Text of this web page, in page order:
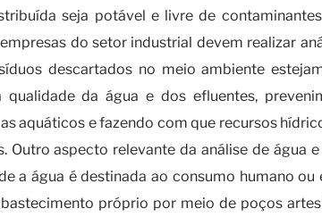
seja potável e livre de
do setor industrial devem realizar
descartados no meio ambiente
da água e dos efluentes,
aquáticos e fazendo com que recursos
Outro aspecto relevante da análise de água
a água é destinada ao consumo humano
próprio por meio de poços